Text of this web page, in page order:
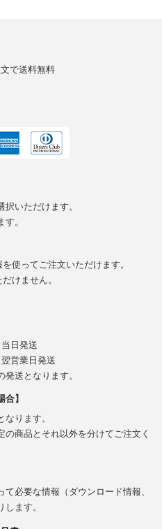
で送料無料
いただけます。
。
使ってご注文いただけます。
けません。
日発送
営業日発送
送となります。
】
ります。
商品とそれ以外を分けてご注文く
必要な情報（ダウンロード情報、
ます。